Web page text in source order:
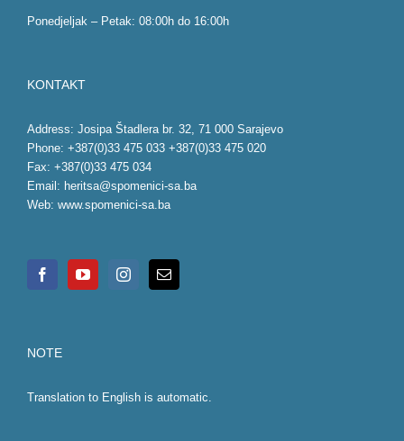
Ponedjeljak – Petak: 08:00h do 16:00h
KONTAKT
Address: Josipa Štadlera br. 32, 71 000 Sarajevo
Phone: +387(0)33 475 033 +387(0)33 475 020
Fax: +387(0)33 475 034
Email: heritsa@spomenici-sa.ba
Web: www.spomenici-sa.ba
NOTE
Translation to English is automatic.